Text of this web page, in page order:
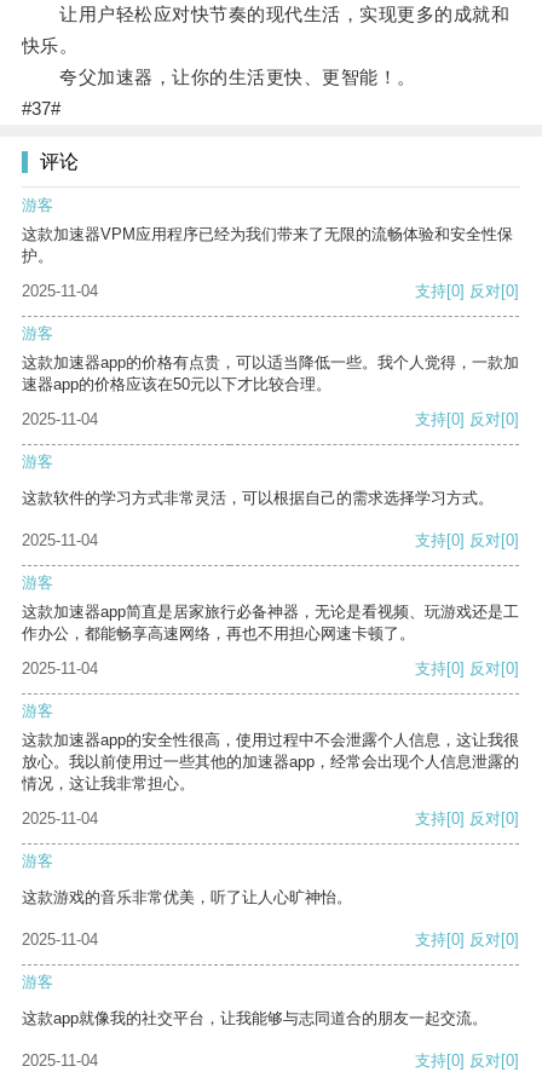
让用户轻松应对快节奏的现代生活，实现更多的成就和
快乐。
夸父加速器，让你的生活更快、更智能！。
#37#
评论
游客
这款加速器VPM应用程序已经为我们带来了无限的流畅体验和安全性保
护。
2025-11-04
支持[0] 反对[0]
游客
这款加速器app的价格有点贵，可以适当降低一些。我个人觉得，一款加
速器app的价格应该在50元以下才比较合理。
2025-11-04
支持[0] 反对[0]
游客
这款软件的学习方式非常灵活，可以根据自己的需求选择学习方式。
2025-11-04 支持[0] 反对[0]
游客
这款加速器app简直是居家旅行必备神器，无论是看视频、玩游戏还是工
作办公，都能畅享高速网络，再也不用担心网速卡顿了。
2025-11-04
支持[0] 反对[0]
游客
这款加速器app的安全性很高，使用过程中不会泄露个人信息，这让我很
放心。我以前使用过一些其他的加速器app，经常会出现个人信息泄露的
情况，这让我非常担心。
2025-11-04
支持[0] 反对[0]
游客
这款游戏的音乐非常优美，听了让人心旷神怡。
2025-11-04 支持[0] 反对[0]
游客
这款app就像我的社交平台，让我能够与志同道合的朋友一起交流。
2025-11-04 支持[0] 反对[0]